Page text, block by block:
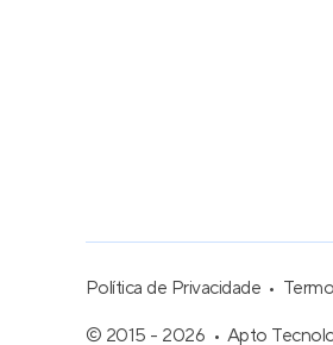
Política de Privacidade
© 2015 - 2026
Apto